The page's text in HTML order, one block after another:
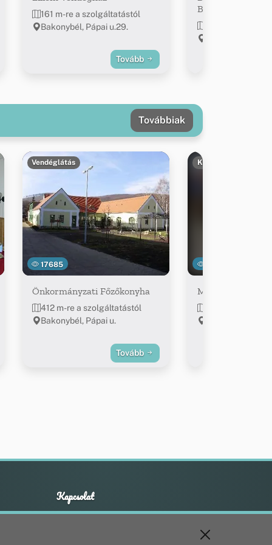
161 m-re a szolgáltatástól
Bakonybél, Pápai u.29.
Tovább
Bakonybél
Továbbiak
17685
Vendéglátás
Önkormányzati Főzőkonyha
412 m-re a szolgáltatástól
Bakonybél, Pápai u.
Tovább
Kereskedelem
Mini ABC
Kapcsolat